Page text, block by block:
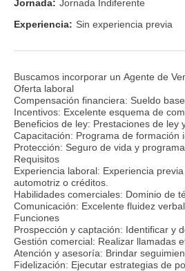
Jornada: Jornada Indiferente
Experiencia: Sin experiencia previa
Buscamos incorporar un Agente de
Oferta laboral
Compensación financiera: Sueldo
Incentivos: Excelente esquema de
Beneficios de ley: Prestaciones de
Capacitación: Programa de formación
Protección: Seguro de vida y
Requisitos
Experiencia laboral: Experiencia
automotriz o créditos.
Habilidades comerciales: Dominio de
Comunicación: Excelente fluidez
Funciones
Prospección y captación: Identificar y
Gestión comercial: Realizar llamadas
Atención y asesoría: Brindar
Fidelización: Ejecutar estrategias de